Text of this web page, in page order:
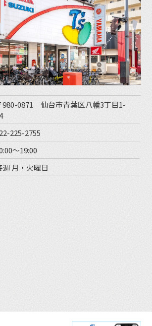
980-0871 仙台市青葉区八幡3丁目1-
225-2755
〜19:00
週 月・火曜日